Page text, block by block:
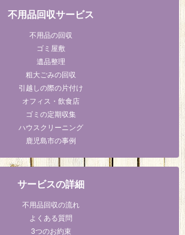
不用品回収サービス
不用品の回収
ゴミ屋敷
遺品整理
粗大ごみの回収
引越しの際の片付け
オフィス・飲食店
ゴミの定期収集
ハウスクリーニング
鹿児島市の事例
サービスの詳細
不用品回収の流れ
よくある質問
3つのお約束